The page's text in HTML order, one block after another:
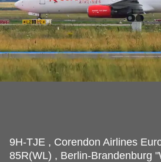
9H-TJE , Corendon Airlines
85R(WL) , Berlin-Brandenburg